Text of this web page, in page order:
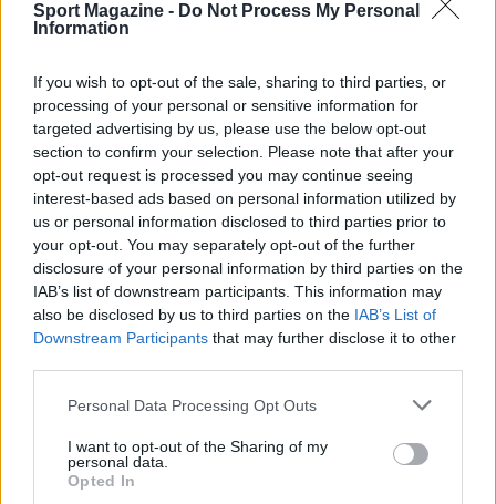
Sport Magazine - Do Not Process My Personal
Information
If you wish to opt-out of the sale, sharing to third parties, or
processing of your personal or sensitive information for
targeted advertising by us, please use the below opt-out
section to confirm your selection. Please note that after your
opt-out request is processed you may continue seeing
interest-based ads based on personal information utilized by
us or personal information disclosed to third parties prior to
your opt-out. You may separately opt-out of the further
disclosure of your personal information by third parties on the
IAB’s list of downstream participants. This information may
also be disclosed by us to third parties on the IAB’s List of
Downstream Participants that may further disclose it to other
Please note that this website/app uses one or more Google
not limited to your visit or usage behaviour. You may click to
grant or deny consent to Google and its third-party tags to
use your data for below specified purposes in below Google
Personal Data Processing Opt Outs
I want to opt-out of the Sharing of my
personal data.
Opted In
Scopri la storia della pallavolo a Modena attraverso
una mostra unica
Ilaria Mauri · 7 Ago 2026
ALTRI SPORT